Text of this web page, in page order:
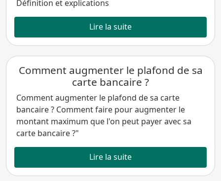
Définition et explications
Lire la suite
Comment augmenter le plafond de sa
carte bancaire ?
Comment augmenter le plafond de sa carte
bancaire ? Comment faire pour augmenter le
montant maximum que l'on peut payer avec sa
carte bancaire ?"
Lire la suite